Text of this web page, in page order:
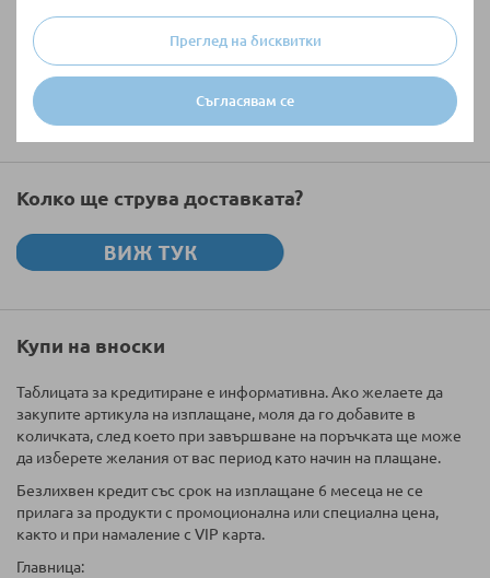
Съгласявам се
Преглед на бисквитки
Изпратете
Колко ще струва доставката?
Купи на вноски
Таблицата за кредитиране е информативна. Ако желаете да
закупите артикула на изплащане, моля да го добавите в
количката, след което при завършване на поръчката ще може
да изберете желания от вас период като начин на плащане.
Безлихвен кредит със срок на изплащане 6 месеца не се
прилага за продукти с промоционална или специална цена,
както и при намаление с VIP карта.
Главница: